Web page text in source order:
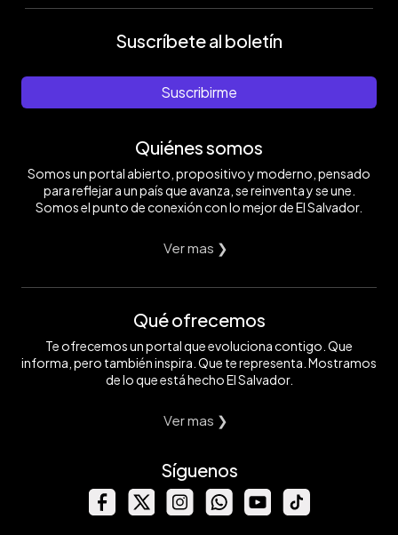
Suscríbete al boletín
Suscribirme
Quiénes somos
Somos un portal abierto, propositivo y moderno, pensado
para reflejar a un país que avanza, se reinventa y se une.
Somos el punto de conexión con lo mejor de El Salvador.
Ver mas ❯
Qué ofrecemos
Te ofrecemos un portal que evoluciona contigo. Que
informa, pero también inspira. Que te representa. Mostramos
de lo que está hecho El Salvador.
Ver mas ❯
Síguenos